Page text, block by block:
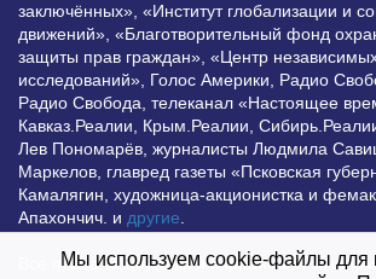
заключённых», «Институт глобализации и
движений», «Благотворительный фонд
защиты прав граждан», «Центр
исследований», Голос Америки, Радио
Радио Свобода, телеканал «Настоящее
Кавказ.Реалии, Крым.Реалии,
Лев Пономарёв, журналисты Людмила
Маркелов, главред газеты «Псковская
Камалягин, художница-акционистка и
Апахончич. и другие.
Все права защищены и охраняются
Мы используем cookie-файлы для